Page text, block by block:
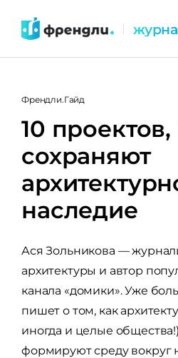
|
Френдли.Гайд
10
сохраняют
наследие
Ася Зольникова —
архитектуры и автор
канала «домики». Уже
пишет о том, как
иногда и целые
формируют среду вокруг